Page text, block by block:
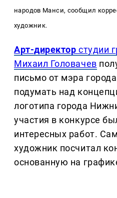
народов Манси, сообщил
художник.
Арт-директорстудии
Михаил Головачев
письмо от мэра
подумать над
логотипа города
участия в конкурсе
интересных работ.
художник посчитал
основанную на